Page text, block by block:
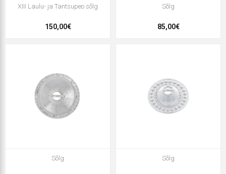
XIII Laulu- ja Tantsupeo sõlg
150,00€
Sõlg
85,00€
Sõlg Sõlg